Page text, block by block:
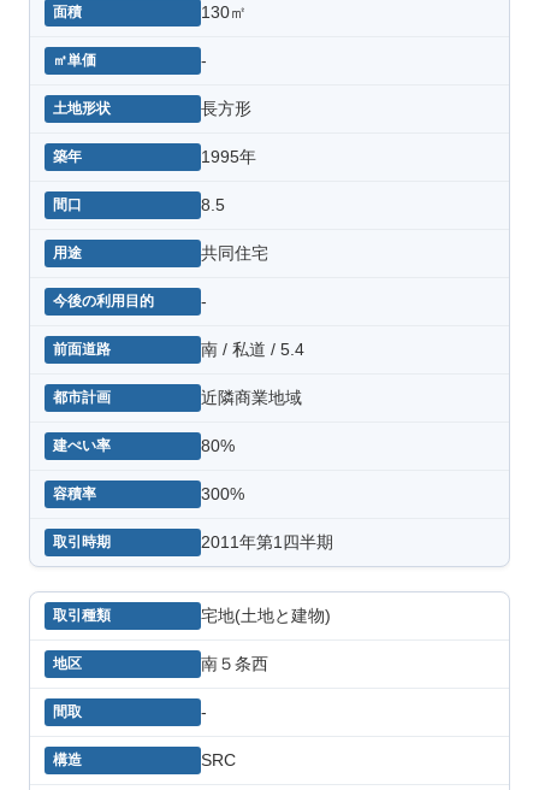
130㎡
-
長方形
1995年
8.5
共同住宅
-
南 / 私道 / 5.4
近隣商業地域
80%
300%
2011年第1四半期
宅地(土地と建物)
南５条西
-
SRC